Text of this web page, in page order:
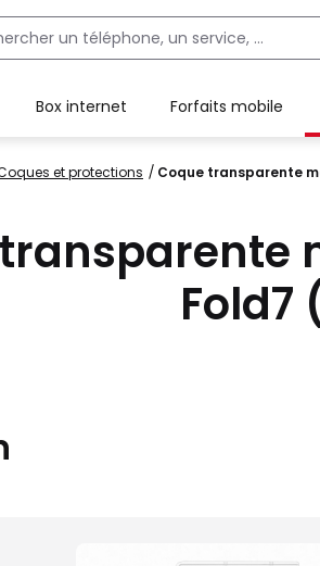
Box internet Forfaits mobile
coques et protections Coque transparente